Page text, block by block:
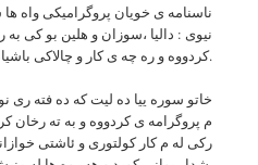
ناسنامه ی خویان پروگرامیکی واه
نیوی : دالیا ،سوزان و هلین بو كى
كردووه و ره چه ى كار و چالاكى باشيان بو گه نجه كانى كورد شكاندووه.
خاتو سوره ييا ده ليت كه ده فته ری
رکی له م كار كولتورى و ئاشتى